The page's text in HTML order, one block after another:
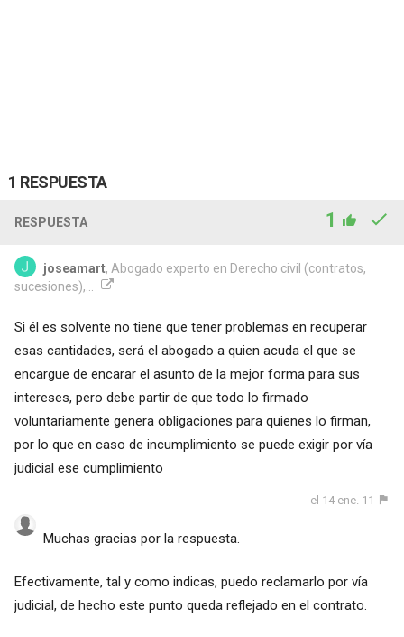
1 RESPUESTA
RESPUESTA 1
joseamart, Abogado experto en Derecho civil (contratos,
sucesiones),...
Si él es solvente no tiene que tener problemas en recuperar
esas cantidades, será el abogado a quien acuda el que se
encargue de encarar el asunto de la mejor forma para sus
intereses, pero debe partir de que todo lo firmado
voluntariamente genera obligaciones para quienes lo firman,
por lo que en caso de incumplimiento se puede exigir por vía
judicial ese cumplimiento
el 14 ene. 11
Muchas gracias por la respuesta.
Efectivamente, tal y como indicas, puedo reclamarlo por vía
judicial, de hecho este punto queda reflejado en el contrato.